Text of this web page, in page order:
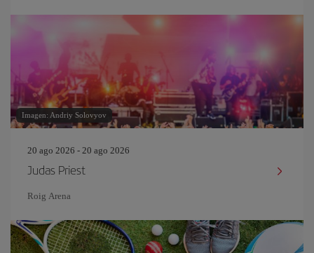
Imagen: Andriy Solovyov
20 ago 2026 - 20 ago 2026
Judas Priest
Roig Arena